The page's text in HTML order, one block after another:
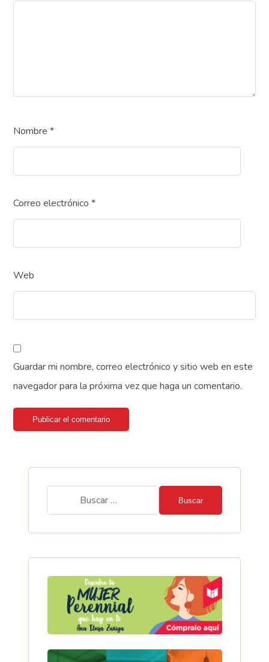
Nombre*
Correo electrónico*
Web
Guardar mi nombre, correo electrónico y sitio web en este
navegador para la próxima vez que haga un comentario.
Publicar el comentario
Buscar